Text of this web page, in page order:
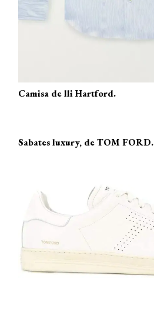
Camisa de lli Hartford.
Sabates luxury, de TOM FORD.